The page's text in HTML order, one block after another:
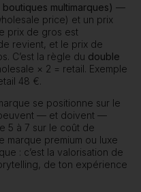
multimarques) —
price) et un prix
prix de gros est
revient, et le prix de
C’est la règle du double
× 2 = retail. Exemple
48 €.
se positionne sur le
— et doivent —
5 à 7 sur le coût de
marque premium ou luxe
: c’est la valorisation de
de ton expérience